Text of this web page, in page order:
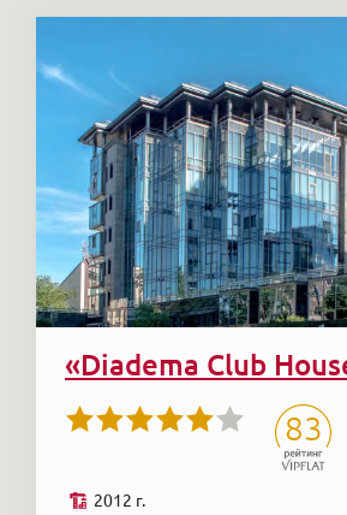
«Diadema Club
83
2012 г.